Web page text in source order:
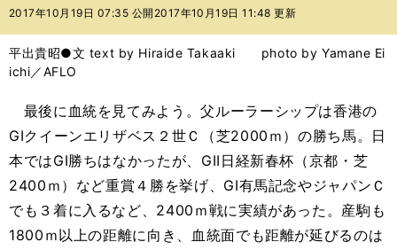
ー
バ
2017年10月19日 07:35 公開 2017年10月19日 11:48 更新
平出貴昭●文 text by Hiraide Takaaki photo by Yamane Ei
ichi／AFLO
最後に血統を見てみよう。父ルーラーシップは香港の
GIクイーンエリザベス２世Ｃ（芝2000ｍ）の勝ち馬。日
本ではGI勝ちはなかったが、GII日経新春杯（京都・芝
2400ｍ）など重賞４勝を挙げ、GI有馬記念やジャパンＣ
でも３着に入るなど、2400ｍ戦に実績があった。産駒も
1800ｍ以上の距離に向き、血統面でも距離が延びるのは